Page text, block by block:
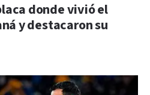
donde vivió el
y destacaron su